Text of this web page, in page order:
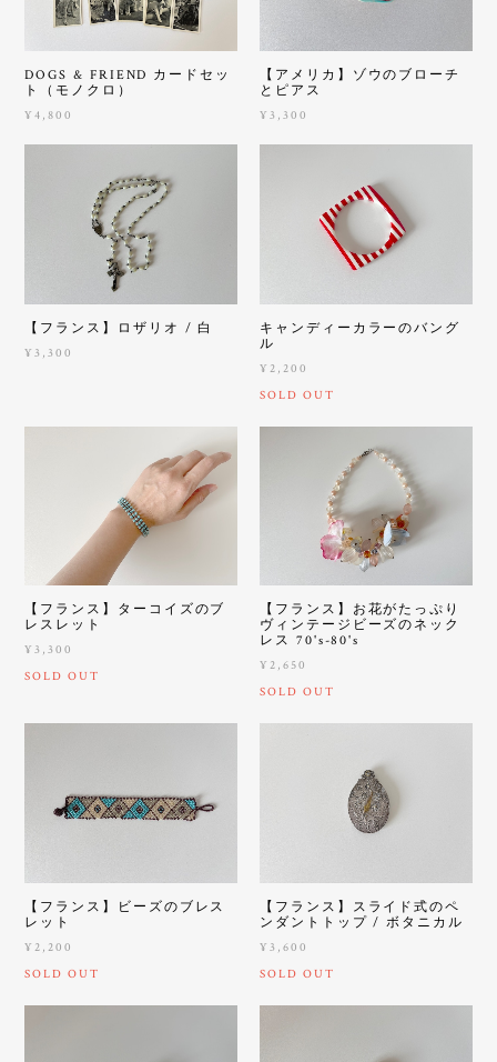
DOGS & FRIEND カードセッ
ト（モノクロ）
¥4,800
【アメリカ】ゾウのブローチ
とピアス
¥3,300
【フランス】ロザリオ / 白
¥3,300
キャンディーカラーのバング
ル
¥2,200
SOLD OUT
【フランス】ターコイズのブ
レスレット
¥3,300
SOLD OUT
【フランス】お花がたっぷり
ヴィンテージビーズのネック
レス 70's-80's
¥2,650
SOLD OUT
【フランス】ビーズのブレス
レット
¥2,200
SOLD OUT
【フランス】スライド式のペ
ンダントトップ / ボタニカル
¥3,600
SOLD OUT